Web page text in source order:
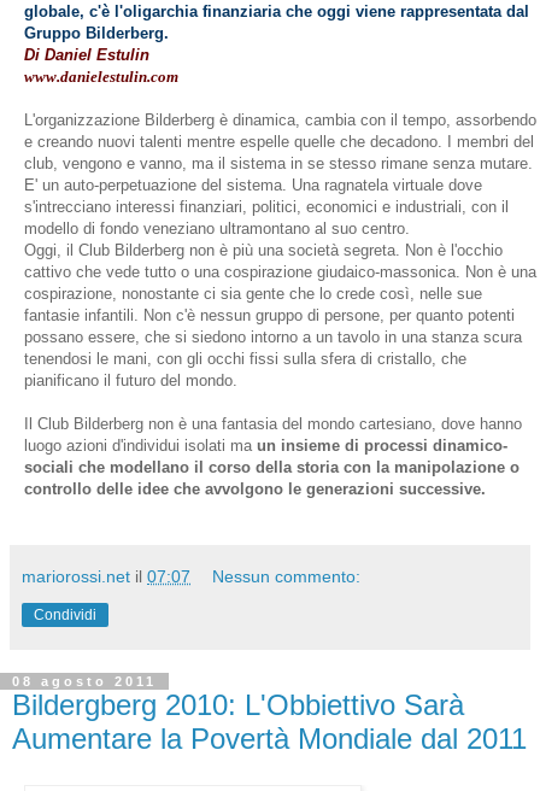
globale, c'è l'oligarchia finanziaria che oggi viene rappresentata dal
Gruppo Bilderberg.
Di Daniel Estulin
www.danielestulin.com
L'organizzazione Bilderberg è dinamica, cambia con il tempo, assorbendo
e creando nuovi talenti mentre espelle quelle che decadono. I membri del
club, vengono e vanno, ma il sistema in se stesso rimane senza mutare.
E' un auto-perpetuazione del sistema. Una ragnatela virtuale dove
s'intrecciano interessi finanziari, politici, economici e industrial i, con il
modello di fondo veneziano ultramontano al suo centro.
Oggi, il Club Bilderberg non è più una società segreta. Non è l'occhio
cattivo che vede tutto o una cospirazione giudaico-massonica. Non è una
cospirazione, nonostante ci sia gente che lo crede così, nelle sue
fantasie infantili. Non c'è nessun gruppo di persone, per quanto potenti
possano essere, che si siedono intorno a un tavolo in una stanza scura
tenendosi le mani, con gli occhi fissi sulla sfera di cristallo, che
pianificano il futuro del mondo.
Il Club Bilderberg non è una fantasia del mondo cartesiano, dove hanno
luogo azioni d'individui isolati ma un insieme di processi dinamico-
sociali che modellano il corso della storia con la manipolazione o
controllo delle idee che avvolgono le generazioni successive.
mariorossi.net il 07:07 Nessun commento:
Condividi
08 agosto 2011
Bildergberg 2010: L'Obbiettivo Sarà
Aumentare la Povertà Mondiale dal 2011